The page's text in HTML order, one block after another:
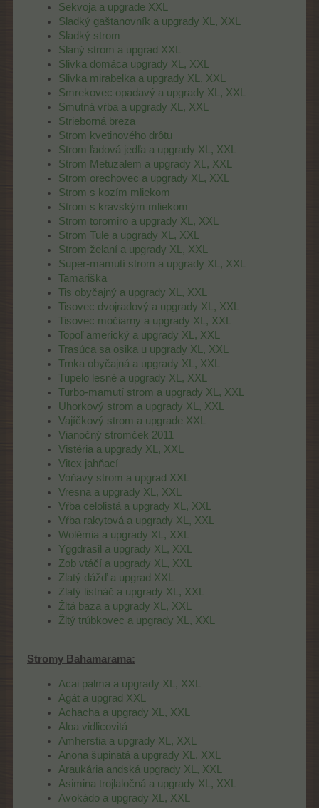
Sekvoja a upgrade XXL
Sladký gaštanovník a upgrady XL, XXL
Sladký strom
Slaný strom a upgrad XXL
Slivka domáca upgrady XL, XXL
Slivka mirabelka a upgrady XL, XXL
Smrekovec opadavý a upgrady XL, XXL
Smutná vŕba a upgrady XL, XXL
Strieborná breza
Strom kvetinového drôtu
Strom ľadová jedľa a upgrady XL, XXL
Strom Metuzalem a upgrady XL, XXL
Strom orechovec a upgrady XL, XXL
Strom s kozím mliekom
Strom s kravským mliekom
Strom toromiro a upgrady XL, XXL
Strom Tule a upgrady XL, XXL
Strom želaní a upgrady XL, XXL
Super-mamutí strom a upgrady XL, XXL
Tamariška
Tis obyčajný a upgrady XL, XXL
Tisovec dvojradový a upgrady XL, XXL
Tisovec močiarny a upgrady XL, XXL
Topoľ americký a upgrady XL, XXL
Trasúca sa osika u upgrady XL, XXL
Trnka obyčajná a upgrady XL, XXL
Tupelo lesné a upgrady XL, XXL
Turbo-mamutí strom a upgrady XL, XXL
Uhorkový strom a upgrady XL, XXL
Vajíčkový strom a upgrade XXL
Vianočný stromček 2011
Vistéria a upgrady XL, XXL
Vitex jahňací
Voňavý strom a upgrad XXL
Vresna a upgrady XL, XXL
Vŕba celolistá a upgrady XL, XXL
Vŕba rakytová a upgrady XL, XXL
Wolémia a upgrady XL, XXL
Yggdrasil a upgrady XL, XXL
Zob vtáčí a upgrady XL, XXL
Zlatý dážď a upgrad XXL
Zlatý listnáč a upgrady XL, XXL
Žltá baza a upgrady XL, XXL
Žltý trúbkovec a upgrady XL, XXL
Stromy Bahamarama:
Acai palma a upgrady XL, XXL
Agát a upgrad XXL
Achacha a upgrady XL, XXL
Aloa vidlicovitá
Amherstia a upgrady XL, XXL
Anona šupinatá a upgrady XL, XXL
Araukária andská upgrady XL, XXL
Asimina trojlaločná a upgrady XL, XXL
Avokádo a upgrady XL, XXL